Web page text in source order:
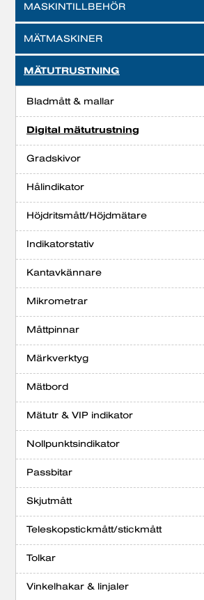
MASKINTILLBEHÖR
MÄTMASKINER
MÄTUTRUSTNING
Bladmått & mallar
Digital mätutrustning
Gradskivor
Hålindikator
Höjdritsmått/Höjdmätare
Indikatorstativ
Kantavkännare
Mikrometrar
Måttpinnar
Märkverktyg
Mätbord
Mätutr & VIP indikator
Nollpunktsindikator
Passbitar
Skjutmått
Teleskopstickmått/stickmått
Tolkar
Vinkelhakar & linjaler